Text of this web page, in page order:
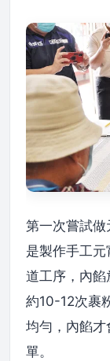
第一次嘗試
是製作手工
道工序，內
約10-12次裹
均勻，內餡
單。